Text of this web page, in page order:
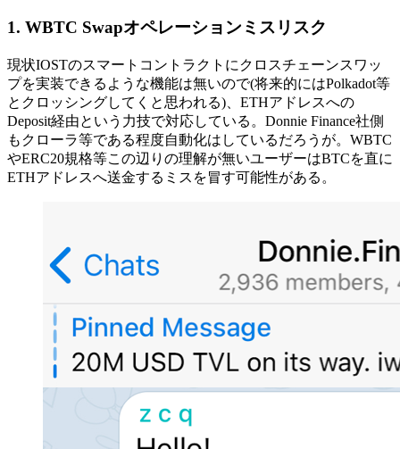
1. WBTC Swapオペレーションミスリスク
現状IOSTのスマートコントラクトにクロスチェーンスワッ
プを実装できるような機能は無いので(将来的にはPolkadot等
とクロッシングしてくと思われる)、ETHアドレスへの
Deposit経由という力技で対応している。Donnie Finance社側
もクローラ等である程度自動化はしているだろうが。WBTC
やERC20規格等この辺りの理解が無いユーザーはBTCを直に
ETHアドレスへ送金するミスを冒す可能性がある。